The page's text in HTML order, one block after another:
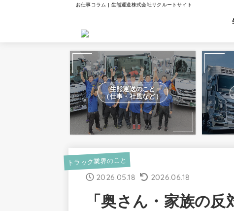
お仕事コラム | 生熊運送株式会社リクルートサイト
生熊運送のこと
（仕事・社風など）
トラック業界のこと
2026.05.18 2026.06.18
「奥さん・家族の